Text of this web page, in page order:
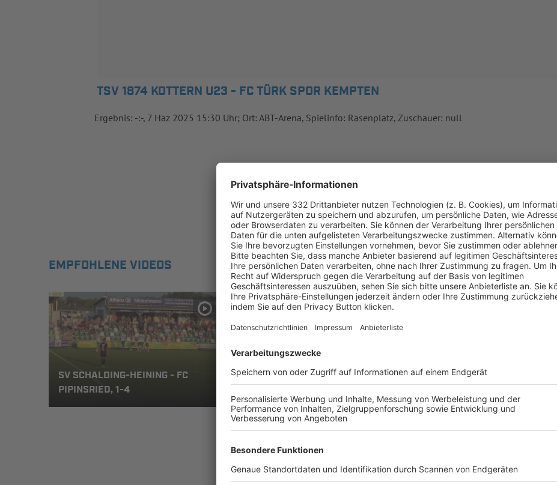
TSV 1874 KOTTERN U23 - FC TÜRK SPOR KEMPTEN
Ergebnis: -:-, 7 Haz 2025 15:30 Uhr; Ort: ABT-Arena, Spielinfo: Rasenplatz, Zuschauer: null
EMPFOHLENE VIDEOS
SV SCHALDING-HEINING - FC
PIPINSRIED, 1-4
SV SCHALDING-HEINING - FC
SV SCHALDING-HEINING - FC